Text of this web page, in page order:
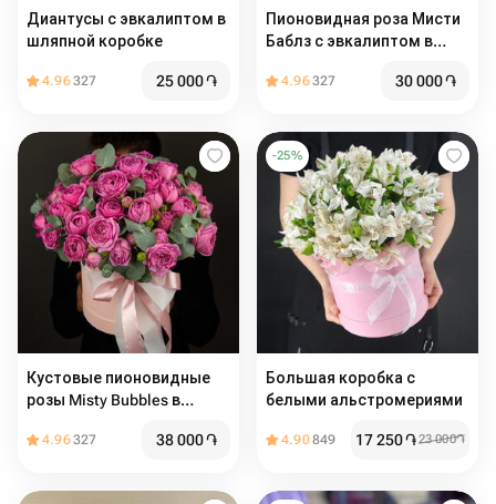
Диантусы с эвкалиптом в
шляпной коробке
4.96327 25 000֏
Пионовидная роза Мисти
Баблз с эвкалиптом в
4.96327 30 000֏
Кустовые пионовидные
розы Misty Bubbles в
4.96327 38 000֏
-25%
Большая коробка с
белыми альстромериями
4.90849 17 250֏23 000֏